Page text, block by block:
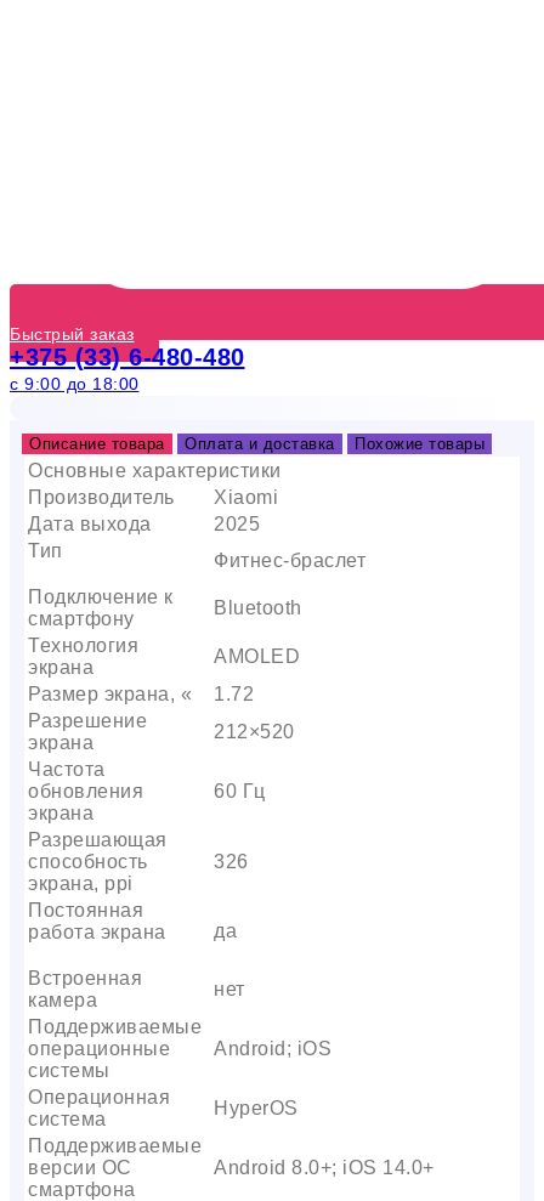
Быстрый заказ
+375 (33) 6-480-480
с 9:00 до 18:00
Описание товара Оплата и доставка Похожие товары
Основные характеристики
Производитель
Xiaomi
Дата выхода
2025
Тип
Фитнес-браслет
Подключение к
смартфону
Bluetooth
Технология
экрана
AMOLED
Размер экрана, «
1.72
Разрешение
экрана
212×520
Частота
обновления
экрана
60 Гц
Разрешающая
способность
экрана, ppi
326
Постоянная
работа экрана
да
Встроенная
камера
нет
Поддерживаемые
операционные
системы
Android; iOS
Операционная
система
HyperOS
Поддерживаемые
версии ОС
смартфона
Android 8.0+; iOS 14.0+